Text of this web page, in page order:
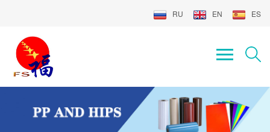
RU EN ES